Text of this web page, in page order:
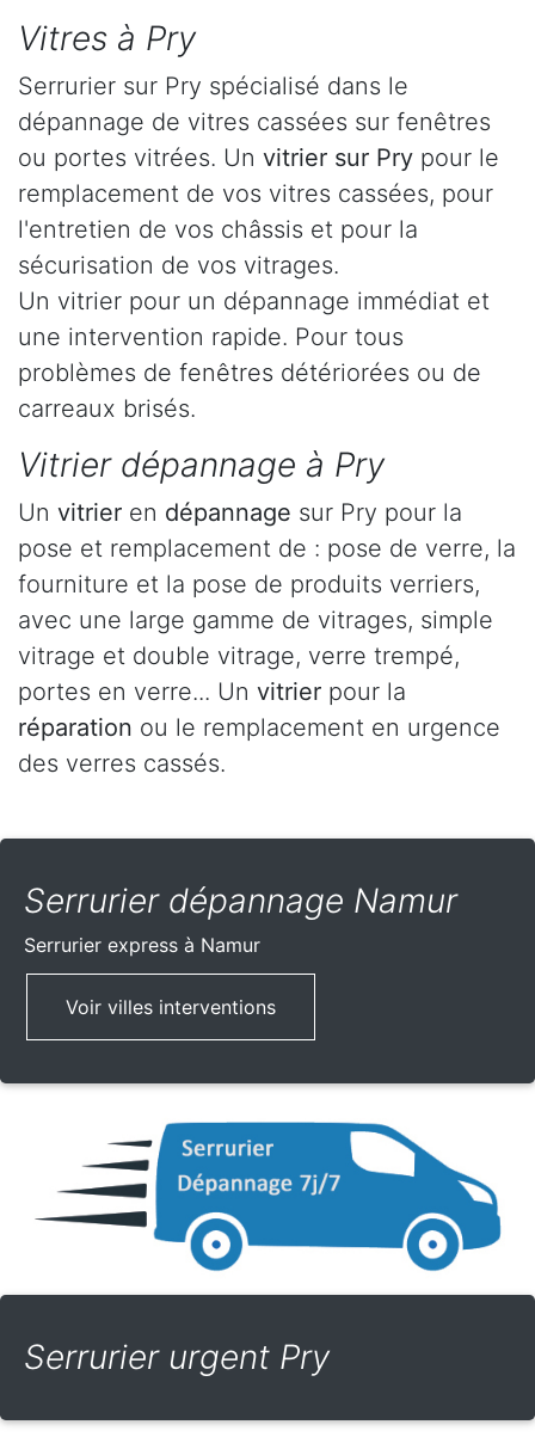
Vitres à Pry
Serrurier sur Pry spécialisé dans le
dépannage de vitres cassées sur fenêtres
ou portes vitrées. Un vitrier sur Pry pour le
remplacement de vos vitres cassées, pour
l'entretien de vos châssis et pour la
sécurisation de vos vitrages.
Un vitrier pour un dépannage immédiat et
une intervention rapide. Pour tous
problèmes de fenêtres détériorées ou de
carreaux brisés.
Vitrier dépannage à Pry
Un vitrier en dépannage sur Pry pour la
pose et remplacement de : pose de verre, la
fourniture et la pose de produits verriers,
avec une large gamme de vitrages, simple
vitrage et double vitrage, verre trempé,
portes en verre... Un vitrier pour la
réparation ou le remplacement en urgence
des verres cassés.
Serrurier dépannage Namur
Serrurier express à Namur
Voir villes interventions
Serrurier urgent Pry